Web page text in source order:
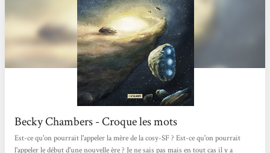
Becky Chambers - Croque les mots
Est-ce qu'on pourrait l'appeler la mère de la cosy-SF ? Est-ce qu'on pourrait
l'appeler le début d'une nouvelle ère ? Je ne sais pas mais en tout cas il y a